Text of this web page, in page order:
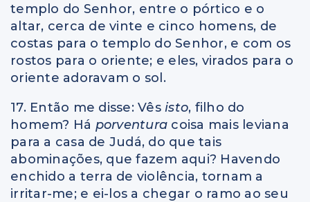
templo do Senhor, entre o pórtico e o
altar, cerca de vinte e cinco homens, de
costas para o templo do Senhor, e com os
rostos para o oriente; e eles, virados para o
oriente adoravam o sol.
17. Então me disse: Vês isto, filho do
homem? Há porventura coisa mais leviana
para a casa de Judá, do que tais
abominações, que fazem aqui? Havendo
enchido a terra de violência, tornam a
irritar-me; e ei-los a chegar o ramo ao seu